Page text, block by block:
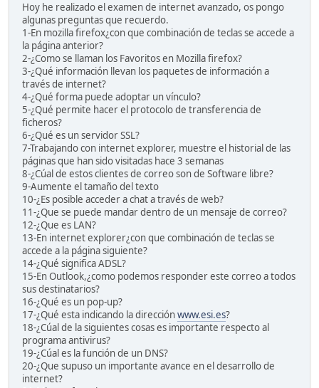
Hoy he realizado el examen de internet avanzado, os pongo
algunas preguntas que recuerdo.
1-En mozilla firefox¿con que combinación de teclas se accede a
la página anterior?
2-¿Como se llaman los Favoritos en Mozilla firefox?
3-¿Qué información llevan los paquetes de información a
través de internet?
4-¿Qué forma puede adoptar un vínculo?
5-¿Qué permite hacer el protocolo de transferencia de
ficheros?
6-¿Qué es un servidor SSL?
7-Trabajando con internet explorer, muestre el historial de las
páginas que han sido visitadas hace 3 semanas
8-¿Cúal de estos clientes de correo son de Software libre?
9-Aumente el tamaño del texto
10-¿Es posible acceder a chat a través de web?
11-¿Que se puede mandar dentro de un mensaje de correo?
12-¿Que es LAN?
13-En internet explorer¿con que combinación de teclas se
accede a la página siguiente?
14-¿Qué significa ADSL?
15-En Outlook,¿como podemos responder este correo a todos
sus destinatarios?
16-¿Qué es un pop-up?
17-¿Qué esta indicando la direcciónwww.esi.es?
18-¿Cúal de la siguientes cosas es importante respecto al
programa antivirus?
19-¿Cúal es la función de un DNS?
20-¿Que supuso un importante avance en el desarrollo de
internet?